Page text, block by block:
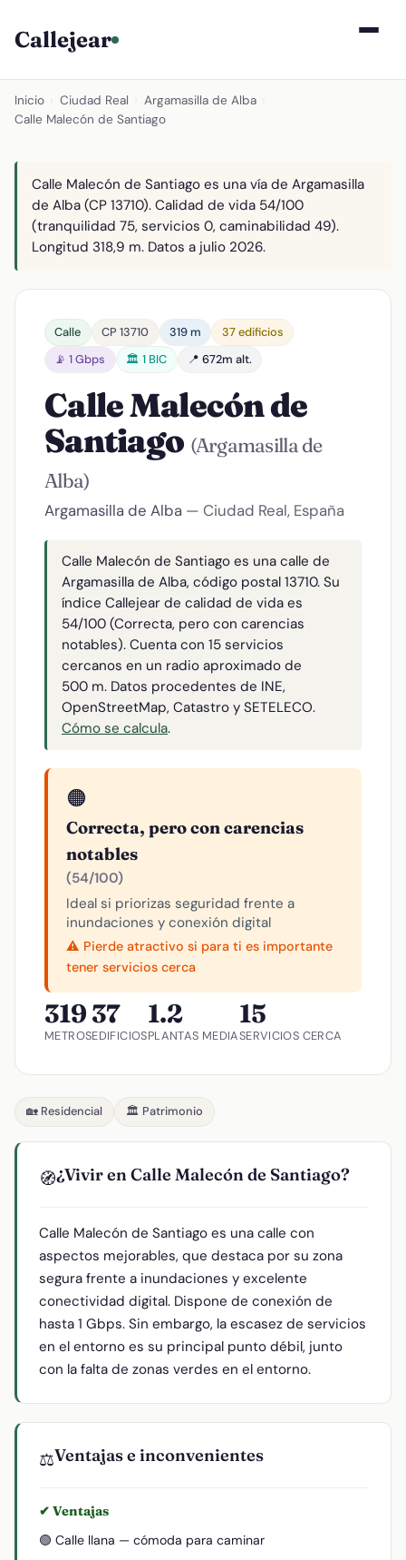
Callejear
Inicio Ciudad Real Argamasilla de Alba
Calle Malecón de Santiago
Calle Malecón de Santiago es una vía de Argamasilla
de Alba (CP 13710). Calidad de vida 54/100
(tranquilidad 75, servicios 0, caminabilidad 49).
Longitud 318,9 m. Datos a julio 2026.
Calle CP 13710 319 m
37 edificios
📡 1 Gbps
🏛️ 1 BIC 📍 672m alt.
Calle Malecón de
Santiago (Argamasilla de
Alba)
Argamasilla de Alba — Ciudad Real, España
Calle Malecón de Santiago es una calle de
Argamasilla de Alba, código postal 13710. Su
índice Callejear de calidad de vida es
54/100 (Correcta, pero con carencias
notables). Cuenta con 15 servicios
cercanos en un radio aproximado de
500 m. Datos procedentes de INE,
OpenStreetMap, Catastro y SETELECO.
Cómo se calcula.
🟠
Correcta, pero con carencias
notables
(54/100)
Ideal si priorizas seguridad frente a
inundaciones y conexión digital
⚠️ Pierde atractivo si para ti es importante
tener servicios cerca
319
METROS
37
EDIFICIOS
1.2
PLANTAS MEDIA
15
SERVICIOS CERCA
🏡 Residencial 🏛️ Patrimonio
🧭¿Vivir en Calle Malecón de Santiago?
Calle Malecón de Santiago es una calle con
aspectos mejorables, que destaca por su zona
segura frente a inundaciones y excelente
conectividad digital. Dispone de conexión de
hasta 1 Gbps. Sin embargo, la escasez de servicios
en el entorno es su principal punto débil, junto
con la falta de zonas verdes en el entorno.
⚖️Ventajas e inconvenientes
✔ Ventajas
🟢 Calle llana — cómoda para caminar